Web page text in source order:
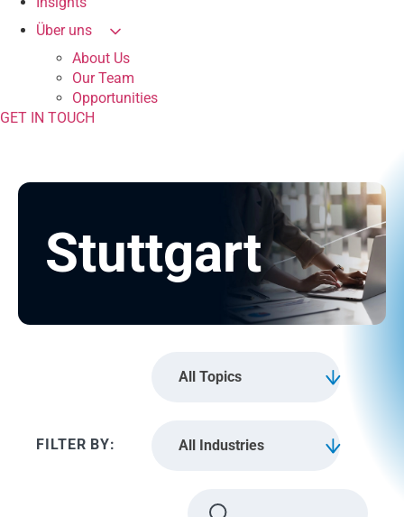
Über uns
About Us
Our Team
Opportunities
GET IN TOUCH
Stuttgart
All Topics
All Industries